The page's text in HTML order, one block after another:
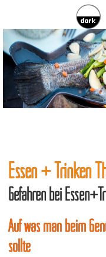
Essen + Trinken
Gefahren bei
Auf was man beim
sollte